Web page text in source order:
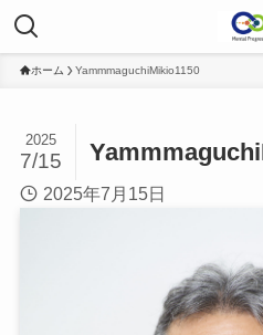
ホーム YammmaguchiMikio1150
2025
7/15
2025年7月15日